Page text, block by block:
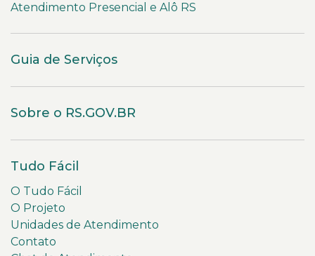
Atendimento Presencial e Alô RS
Guia de Serviços
Sobre o RS.GOV.BR
Tudo Fácil
O Tudo Fácil
O Projeto
Unidades de Atendimento
Contato